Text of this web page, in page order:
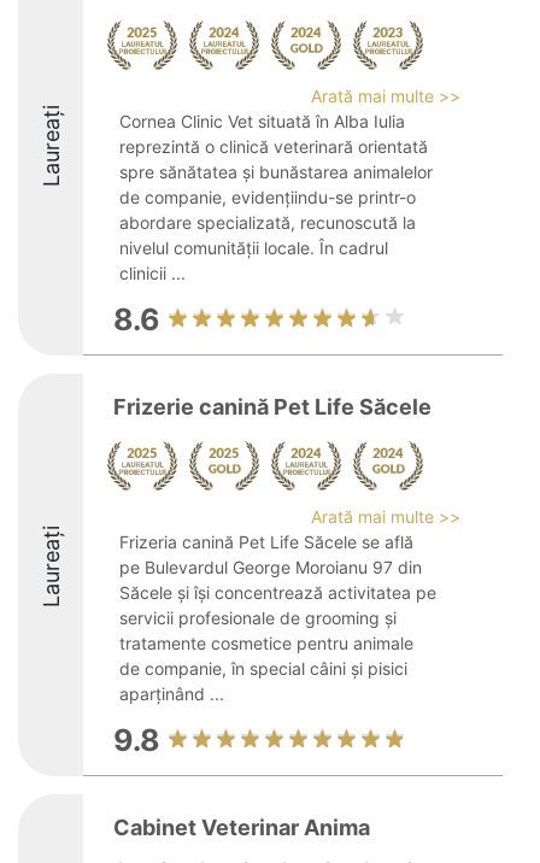
Laureați
Arată mai multe >>
Cornea Clinic Vet situată în Alba Iulia
reprezintă o clinică veterinară orientată
spre sănătatea și bunăstarea animalelor
de companie, evidențiindu-se printr-o
abordare specializată, recunoscută la
nivelul comunității locale. În cadrul
clinicii ...
8.6
Laureați
Frizerie canină Pet Life Săcele
Arată mai multe >>
Frizeria canină Pet Life Săcele se află
pe Bulevardul George Moroianu 97 din
Săcele și își concentrează activitatea pe
servicii profesionale de grooming și
tratamente cosmetice pentru animale
de companie, în special câini și pisici
aparținând ...
9.8
Cabinet Veterinar Anima